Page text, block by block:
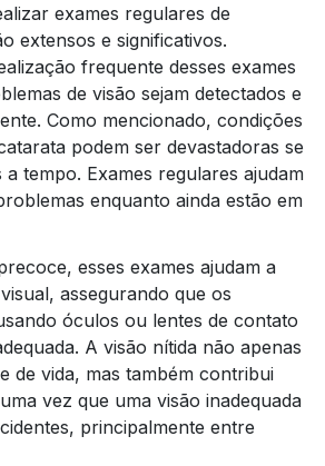
exames regulares de
extensos e significativos.
frequente desses exames
de visão sejam detectados e
Como mencionado, condições
podem ser devastadoras se
tempo. Exames regulares ajudam
enquanto ainda estão em
esses exames ajudam a
assegurando que os
óculos ou lentes de contato
A visão nítida não apenas
de vida, mas também contribui
vez que uma visão inadequada
principalmente entre